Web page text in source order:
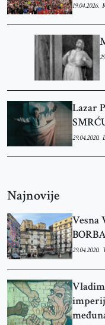
19.04.2026.
Lazar
29.04.2020.
Najnovije
Vesna
29.04.2020.